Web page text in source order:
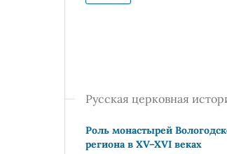
Русская церковная
Роль монастырей
региона в XV–XVI веках